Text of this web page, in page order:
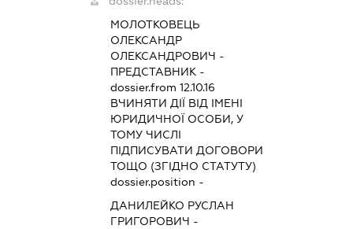
МОЛОТКОВЕЦЬ
ОЛЕКСАНДР
ОЛЕКСАНДРОВИЧ -
ПРЕДСТАВНИК -
dossier.from 12.10.16
ВЧИНЯТИ ДІЇ ВІД ІМЕНІ
ЮРИДИЧНОЇ ОСОБИ, У
ТОМУ ЧИСЛІ
ПІДПИСУВАТИ ДОГОВОРИ
ТОЩО (ЗГІДНО СТАТУТУ)
dossier.position -
ДАНИЛЕЙКО РУСЛАН
ГРИГОРОВИЧ -